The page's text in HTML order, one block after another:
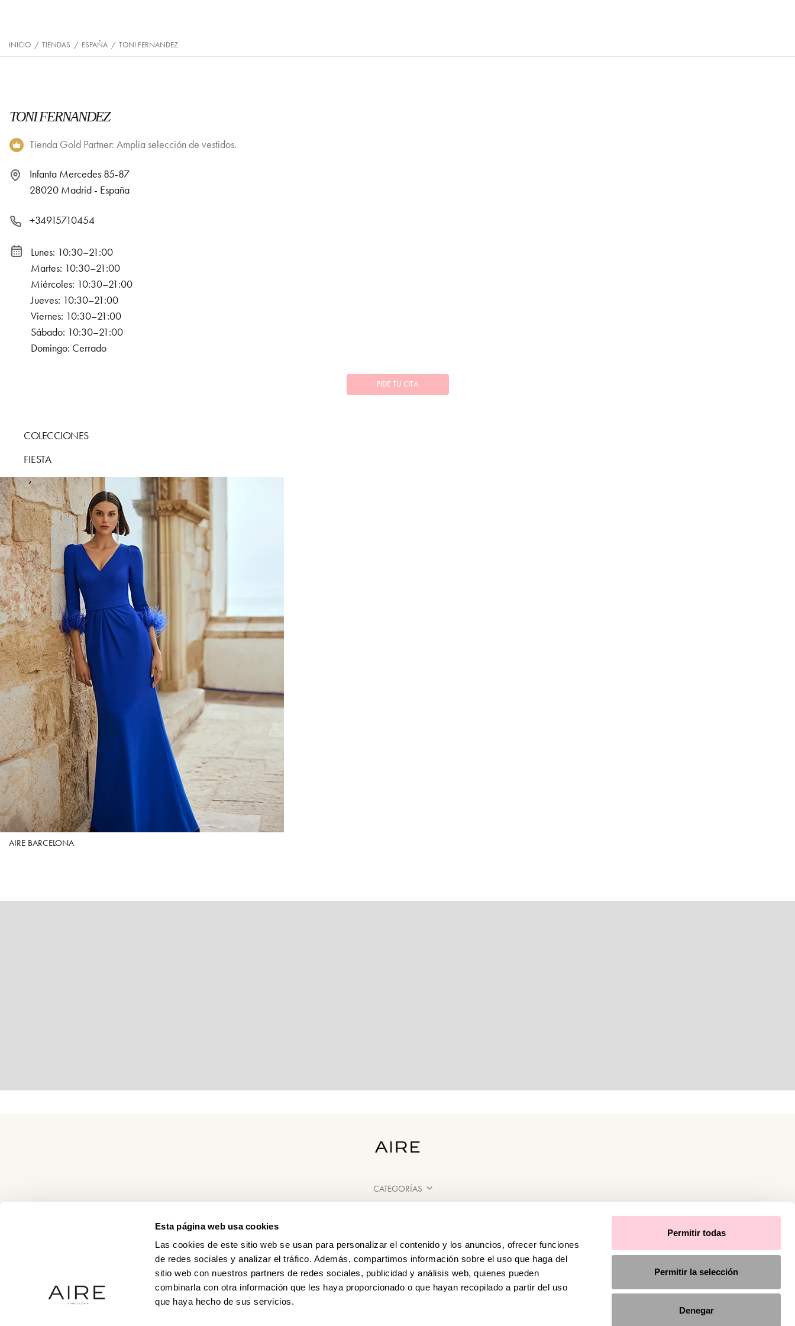
Esta página web usa cookies
Las cookies de este sitio web se usan para personalizar el contenido y los anuncios, ofrecer funciones
de redes sociales y analizar el tráfico. Además, compartimos información sobre el uso que haga del
sitio web con nuestros partners de redes sociales, publicidad y análisis web, quienes pueden
combinarla con otra información que les haya proporcionado o que hayan recopilado a partir del uso
que haya hecho de sus servicios.
Permitir todas
Permitir la selección
Denegar
INICIO / TIENDAS / ESPAÑA / TONI FERNANDEZ
TONI FERNANDEZ
Tienda Gold Partner: Amplia selección de vestidos.
Infanta Mercedes 85-87
28020 Madrid - España
+34915710454
Lunes: 10:30–21:00
Martes: 10:30–21:00
Miércoles: 10:30–21:00
Jueves: 10:30–21:00
Viernes: 10:30–21:00
Sábado: 10:30–21:00
Domingo: Cerrado
PIDE TU CITA
COLECCIONES
FIESTA
AIRE BARCELONA
CATEGORÍAS
PUNTOS DE VENTA